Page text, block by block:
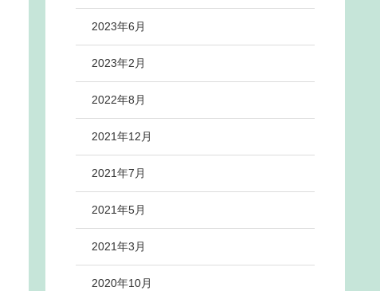
2023年6月
2023年2月
2022年8月
2021年12月
2021年7月
2021年5月
2021年3月
2020年10月